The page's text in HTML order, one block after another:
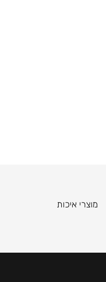
מוצרי איכות